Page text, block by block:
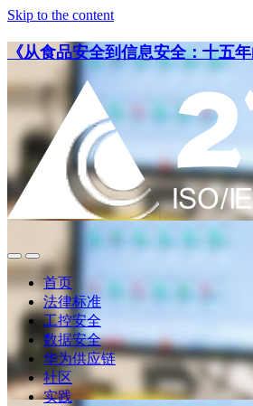
Skip to the content
《从食品安全到信息安全：十五
点
索
点
此
看
导
航
首页
法律标准
工控安全
数据安全
华为供应链
社区
实践